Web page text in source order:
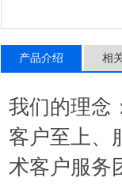
产品介绍 相
我们的理念
客户至上、
术客户服务